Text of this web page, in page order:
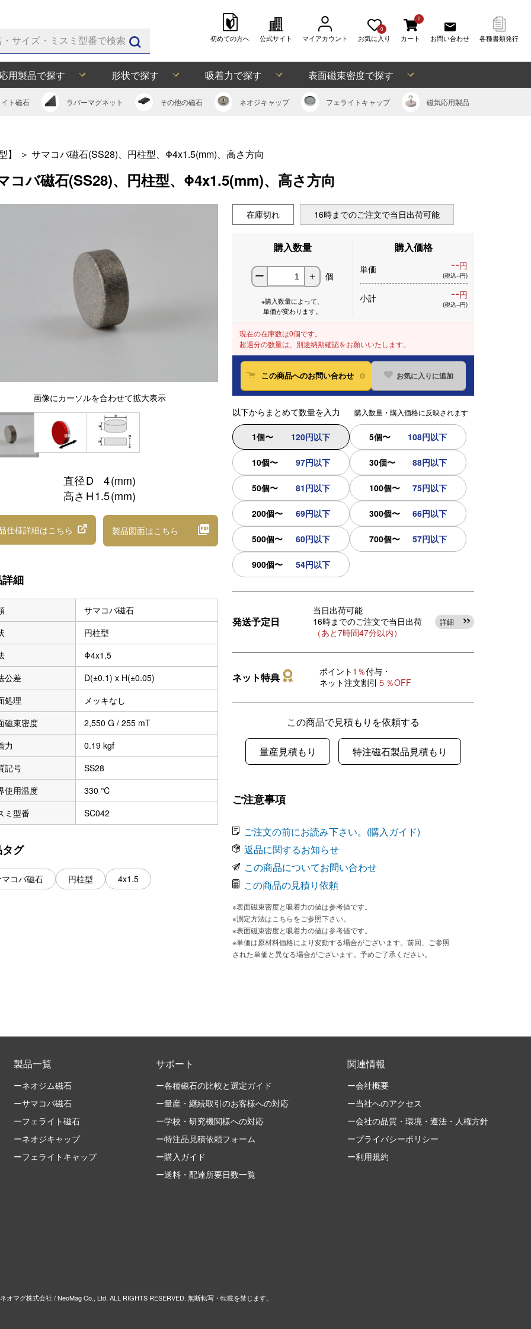
初めての方へ 公式サイト マイアカウント
0
お気に入り
0
カート お問い合わせ 各種書類発行
用製品で探す 形状で探す 吸着力で探す 表面磁束密度で探す
ト磁石 ラバーマグネット その他の磁石 ネオジキャップ フェライト キャップ 磁気応用製品
＞ サマコバ磁石(SS28)、円柱型、Φ4x1.5(mm)、高さ方向
コバ磁石(SS28)、円柱型、Φ4x1.5(mm)、高さ方向
画像にカーソルを合わせて拡大表示
直径D 4(mm)
高さ H1.5(mm)
仕様詳細はこちら 製品図面はこちら
細
サマコバ磁石
円柱型
Φ4x1.5
公差
D(±0.1) x H(±0.05)
処理
メッキなし
磁束密度
2,550 G / 255 mT
力
0.19 kgf
記号
SS28
使用温度
330 ℃
ミ型番
SC042
グ
コバ磁石 円柱型 4x1.5
在庫切れ 16時までのご注文で当日出荷可能
購入数量
ー ＋ 個
※購入数量によって、
単価が変わります。
購入価格
単価 --円
(税込--円)
小計 --円
(税込--円)
現在の在庫数は0個です。
超過分の数量は、別途納期確認をお願いいたします。
この商品へのお問い合わせ お気に入りに追加
以下からまとめて数量を入力 購入数量・購入価格に反映されます
1個〜 120円以下 5個〜 108円以下
10個〜 97円以下 30個〜 88円以下
50個〜 81円以下 100個〜 75円以下
200個〜 69円以下 300個〜 66円以下
500個〜 60円以下 700個〜 57円以下
900個〜 54円以下
発送予定日
当日出荷可能
16時までのご注文で当日出荷
（あと7時間47分以内）
詳細
ネット特典 ポイント 1％付与・
ネット注文割引 ５％OFF
この商品で見積もりを依頼する
量産見積もり 特注磁石製品見積もり
ご注意事項
ご注文の前にお読み下さい。(購入ガイド)
返品に関するお知らせ
この商品についてお問い合わせ
この商品の見積り依頼
※表面磁束密度と吸着力の値は参考値です。
※測定方法はこちらをご参照下さい。
※表面磁束密度と吸着力の値は参考値です。
※単価は原材料価格により変動する場合がございます。前回、ご参照
された単価と異なる場合がございます。予めご了承ください。
製品一覧
ーネオジム磁石
ーサマコバ磁石
ーフェライト磁石
ーネオジキャップ
ーフェライトキャップ
サポート
ー各種磁石の比較と選定ガイド
ー量産・継続取引のお客様への対応
ー学校・研究機関様への対応
ー特注品見積依頼フォーム
ー購入ガイド
ー送料・配達所要日数一覧
関連情報
ー会社概要
ー当社へのアクセス
ー会社の品質・環境・遵法・人権方針
ープライバシーポリシー
ー利用規約
オマグ株式会社 / NeoMag Co., Ltd. ALL RIGHTS RESERVED. 無断転写・転載を禁じます。